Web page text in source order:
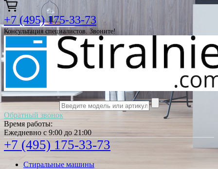
+7 (495) 175-33-73
Консультация специалистов. Звоните!
Обратный звонок
Время работы:
Ежедневно с 9:00 до 21:00
+7 (495) 175-33-73
Стиральные машины